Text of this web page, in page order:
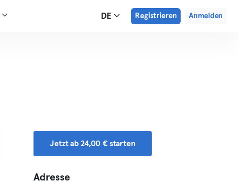
DE Registrieren Anmelden
Jetzt ab 24,00 € starten
Adresse